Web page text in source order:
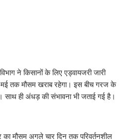
ने किसानों के लिए एड्वायजरी जारी
तक मौसम खराब रहेगा। इस बीच गरज के
साथ ही अंधड़ की संभावना भी जताई गई है।
का मौसम अगले चार दिन तक परिवर्तनशील